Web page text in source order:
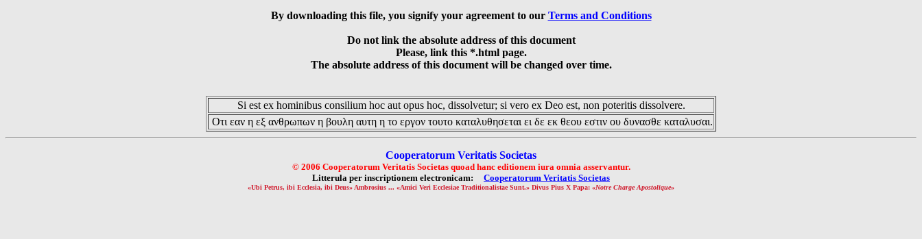
By downloading this file, you signify your agreement to our Terms and Conditions
Do not link the absolute address of this document
Please, link this *.html page.
The absolute address of this document will be changed over time.
Si est ex hominibus consilium hoc aut opus hoc, dissolvetur; si vero ex Deo est, non poteritis dissolvere.
Οτι εαν η εξ ανθρωπων η βουλη αυτη η το εργον τουτο καταλυθησεται ει δε εκ θεου εστιν ου δυνασθε καταλυσαι.
Cooperatorum Veritatis Societas
© 2006 Cooperatorum Veritatis Societas quoad hanc editionem iura omnia asservantur.
Litterula per inscriptionem electronicam: Cooperatorum Veritatis Societas
«Ubi Petrus, ibi Ecclesia, ibi Deus» Ambrosius ... «Amici Veri Ecclesiae Traditionalistae Sunt.» Divus Pius X Papa: «Notre Charge Apostolique»